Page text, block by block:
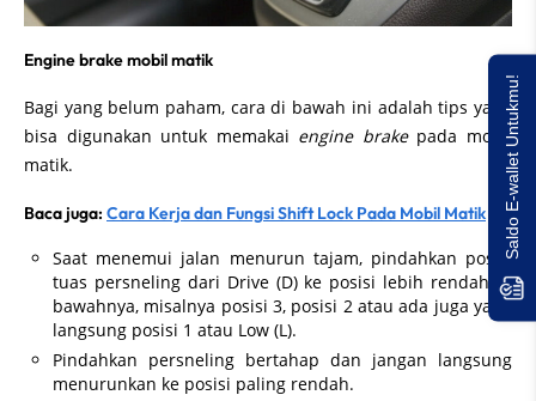
Engine brake mobil matik
Bagi yang belum paham, cara di bawah ini adalah tips yang
bisa digunakan untuk memakai engine brakepada mobil
matik.
Baca juga: Cara Kerja dan Fungsi Shift Lock Pada Mobil Matik
Saat menemui jalan menurun tajam, pindahkan posisi
tuas persneling dari Drive (D) ke posisi lebih rendah di
bawahnya, misalnya posisi 3, posisi 2 atau ada juga yang
langsung posisi 1 atau Low (L).
Pindahkan persneling bertahap dan jangan langsung
menurunkan ke posisi paling rendah.
Saldo E-wallet Untukmu!